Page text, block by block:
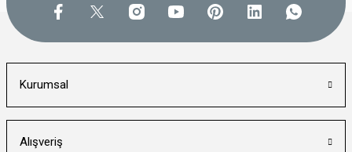
Kurumsal
Alışveriş